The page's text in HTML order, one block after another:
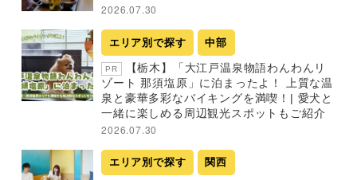
2026.07.30
エリア別で探す 中部
PR
【栃木】「大江戸温泉物語わんわんリ
ゾート 那須塩原」に泊まったよ！ 上質な温
泉と豪華多彩なバイキングを満喫！| 愛犬と
一緒に楽しめる周辺観光スポットもご紹介
2026.07.30
エリア別で探す 関西